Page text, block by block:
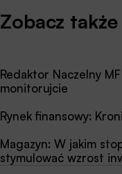
Zobacz także
Redaktor Naczelny
monitorujcie
Rynek finansowy:
Magazyn: W jakim
stymulować wzrost